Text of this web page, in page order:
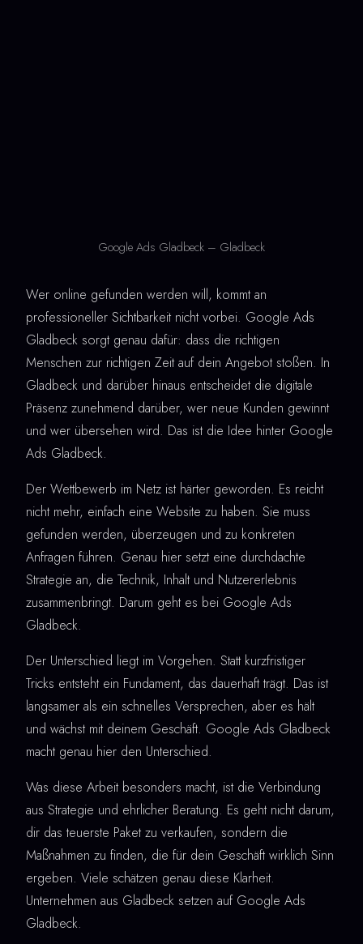
Google Ads Gladbeck – Gladbeck
Wer online gefunden werden will, kommt an
professioneller Sichtbarkeit nicht vorbei. Google Ads
Gladbeck sorgt genau dafür: dass die richtigen
Menschen zur richtigen Zeit auf dein Angebot stoßen. In
Gladbeck und darüber hinaus entscheidet die digitale
Präsenz zunehmend darüber, wer neue Kunden gewinnt
und wer übersehen wird. Das ist die Idee hinter Google
Ads Gladbeck.
Der Wettbewerb im Netz ist härter geworden. Es reicht
nicht mehr, einfach eine Website zu haben. Sie muss
gefunden werden, überzeugen und zu konkreten
Anfragen führen. Genau hier setzt eine durchdachte
Strategie an, die Technik, Inhalt und Nutzererlebnis
zusammenbringt. Darum geht es bei Google Ads
Gladbeck.
Der Unterschied liegt im Vorgehen. Statt kurzfristiger
Tricks entsteht ein Fundament, das dauerhaft trägt. Das ist
langsamer als ein schnelles Versprechen, aber es hält
und wächst mit deinem Geschäft. Google Ads Gladbeck
macht genau hier den Unterschied.
Was diese Arbeit besonders macht, ist die Verbindung
aus Strategie und ehrlicher Beratung. Es geht nicht darum,
dir das teuerste Paket zu verkaufen, sondern die
Maßnahmen zu finden, die für dein Geschäft wirklich Sinn
ergeben. Viele schätzen genau diese Klarheit.
Unternehmen aus Gladbeck setzen auf Google Ads
Gladbeck.